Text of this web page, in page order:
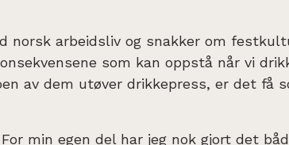
norsk arbeidsliv og snakker om
som kan oppstå når vi
av dem utøver drikkepress, er det få
min egen del har jeg nok gjort det